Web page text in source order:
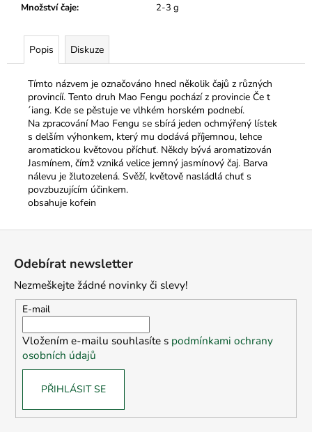
Množství čaje: 2-3 g
Popis Diskuze
Tímto názvem je označováno hned několik čajů z různých
provincíí. Tento druh Mao Fengu pochází z provincie Če t
´iang. Kde se pěstuje ve vlhkém horském podnebí.
Na zpracování Mao Fengu se sbírá jeden ochmýřený lístek
s delším výhonkem, který mu dodává příjemnou, lehce
aromatickou květovou příchuť. Někdy bývá aromatizován
Jasmínem, čímž vzniká velice jemný jasmínový čaj. Barva
nálevu je žlutozelená. Svěží, květově nasládlá chuť s
povzbuzujícím účinkem.
obsahuje kofein
Odebírat newsletter
Nezmeškejte žádné novinky či slevy!
E-mail
Vložením e-mailu souhlasíte s podmínkami ochrany
osobních údajů
PŘIHLÁSIT SE